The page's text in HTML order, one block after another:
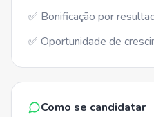
✅ Bonificação por
✅ Oportunidade de
Como se candidatar